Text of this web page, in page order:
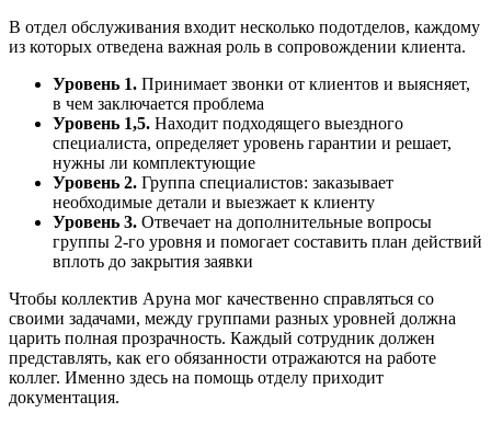
В отдел обслуживания входит несколько подотделов, каждому
из которых отведена важная роль в сопровождении клиента.
Уровень 1. Принимает звонки от клиентов и выясняет,
в чем заключается проблема
Уровень 1,5. Находит подходящего выездного
специалиста, определяет уровень гарантии и решает,
нужны ли комплектующие
Уровень 2. Группа специалистов: заказывает
необходимые детали и выезжает к клиенту
Уровень 3. Отвечает на дополнительные вопросы
группы 2-го уровня и помогает составить план действий
вплоть до закрытия заявки
Чтобы коллектив Аруна мог качественно справляться со
своими задачами, между группами разных уровней должна
царить полная прозрачность. Каждый сотрудник должен
представлять, как его обязанности отражаются на работе
коллег. Именно здесь на помощь отделу приходит
документация.